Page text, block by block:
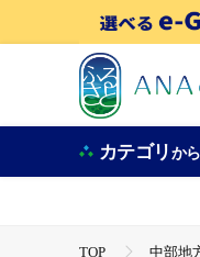
カテゴリか
TOP 中部地